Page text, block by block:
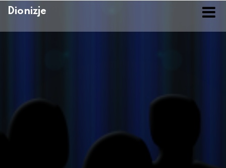
Skip
content
Dionizje